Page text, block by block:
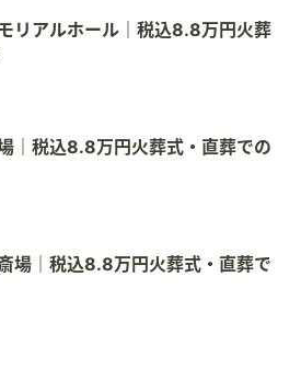
リアルホール｜税込8.8万円火葬
｜税込8.8万円火葬式・直葬での
場｜税込8.8万円火葬式・直葬で